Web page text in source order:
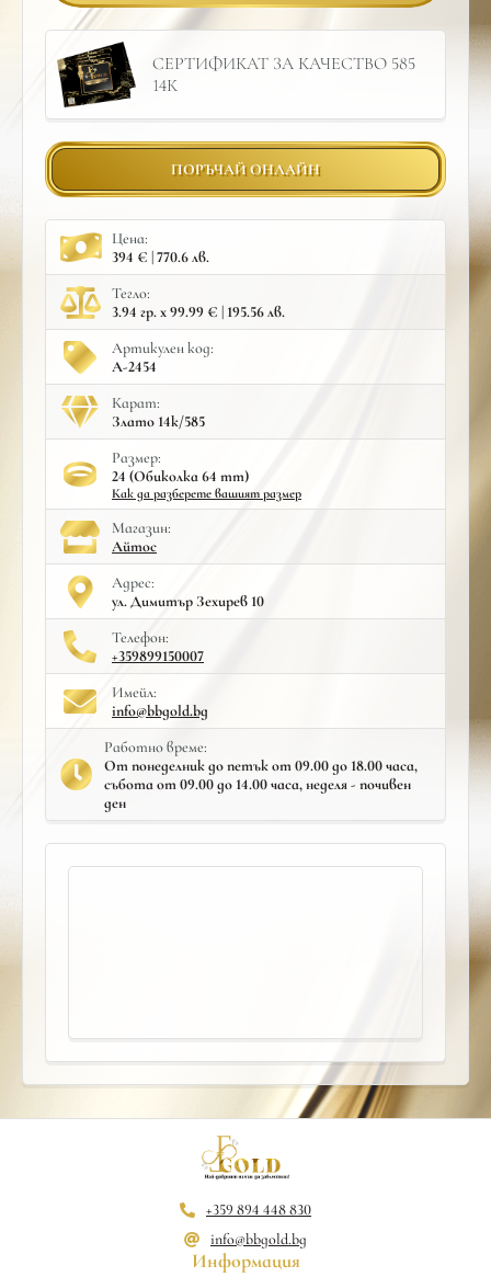
СЕРТИФИКАТ ЗА КАЧЕСТВО 585
14К
ПОРЪЧАЙ ОНЛАЙН
Цена:
394 € | 770.6 лв.
Тегло:
3.94 гр. x 99.99 € | 195.56 лв.
Артикулен код:
A-2454
Карат:
Злато 14к/585
Размер:
24 (Обиколка 64 mm)
Как да разберете вашият размер
Mагазин:
Айтос
Адрес:
ул. Димитър Зехирев 10
Телефон:
+359899150007
Имейл:
info@bbgold.bg
Работно време:
От понеделник до петък от 09.00 до 18.00 часа,
събота от 09.00 до 14.00 часа, неделя - почивен
ден
+359 894 448 830
info@bbgold.bg
Информация